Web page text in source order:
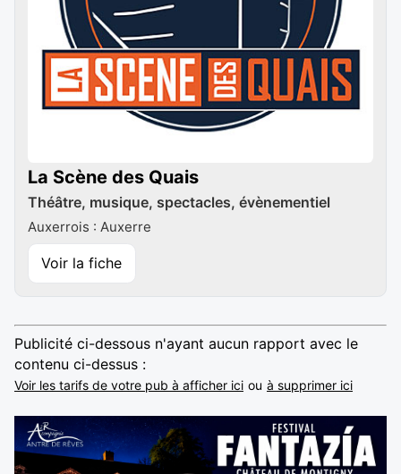
La Scène des Quais
Théâtre, musique, spectacles, évènementiel
Auxerrois : Auxerre
Voir la fiche
Publicité ci-dessous n'ayant aucun rapport avec le
contenu ci-dessus :
Voir les tarifs de votre pub à afficher ici ou à supprimer ici